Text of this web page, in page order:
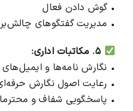
• گوش دادن فعال
• مدیریت گفتگوهای
مکاتبات اداری:
• نگارش نامه‌ها و
• رعایت اصول نگارش
• پاسخگویی شفاف و